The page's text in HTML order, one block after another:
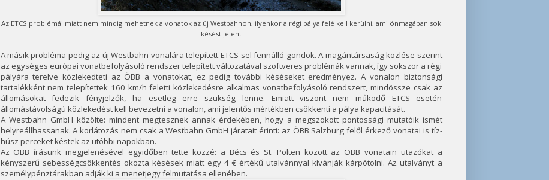
Az ETCS problémái miatt nem mindig mehetnek a vonatok az új Westbahnon, ilyenkor a régi pálya felé kell kerülni, ami önmagában sok
késést jelent
A másik probléma pedig az új Westbahn vonalára telepített ETCS-sel fennálló gondok. A magántársaság közlése szerint
az egységes európai vonatbefolyásoló rendszer telepített változatával szoftveres problémák vannak, így sokszor a régi
pályára terelve közlekedteti az ÖBB a vonatokat, ez pedig további késéseket eredményez. A vonalon biztonsági
tartalékként nem telepítettek 160 km/h feletti közlekedésre alkalmas vonatbefolyásoló rendszert, mindössze csak az
állomásokat fedezik fényjelzők, ha esetleg erre szükség lenne. Emiatt viszont nem működő ETCS esetén
állomástávolságú közlekedést kell bevezetni a vonalon, ami jelentős mértékben csökkenti a pálya kapacitását.
A Westbahn GmbH közölte: mindent megtesznek annak érdekében, hogy a megszokott pontossági mutatóik ismét
helyreállhassanak. A korlátozás nem csak a Westbahn GmbH járatait érinti: az ÖBB Salzburg felől érkező vonatai is tíz-
húsz perceket késtek az utóbbi napokban.
Az ÖBB írásunk megjelenésével egyidőben tette közzé: a Bécs és St. Pölten között az ÖBB vonatain utazókat a
kényszerű sebességcsökkentés okozta késések miatt egy 4 € értékű utalvánnyal kívánják kárpótolni. Az utalványt a
személypénztárakban adják ki a menetjegy felmutatása ellenében.